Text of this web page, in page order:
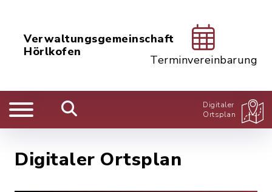
Verwaltungsgemeinschaft
Hörlkofen
Terminvereinbarung
Digitaler
Ortsplan
Digitaler Ortsplan